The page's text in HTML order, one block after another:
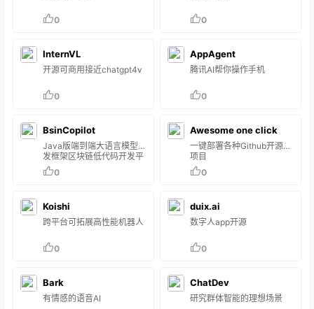
0 0
InternVL
开源可商用接近chatgpt4v
0
AppAgent
腾讯AI帮你操作手机
0
BsinCopilot
Java版端到端大语言模型开
发框架区块链低代码开发平
台开源项目介绍Bsin-
PaaS（毕昇） 是一套企业
业快速搭建基于云原生的有
竞争力的业务中台、流程中
包括微前端设计、微服务框
架、服务编排、工作流引
联盟链)作为技术支撑,为企
业提供daPaaS层的一站式
解决方案，助力企业打…
0
Awesome one click
一键部署各种Github开源AI
项目
0
Koishi
跨平台可拓展高性能机器人
0
duix.ai
数字人app开源
0
Bark
有情感的语音AI
ChatDev
研究群体智能的理想场景